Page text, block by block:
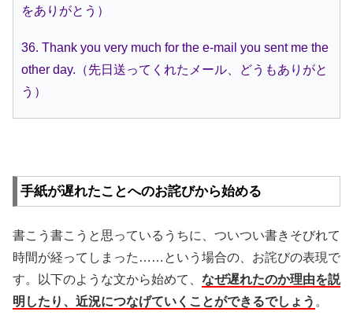
をありがとう）
36. Thank you very much for the e-mail you sent me the
other day.（先日送ってくれたメール、どうもありがと
う）
手紙が遅れたことへのお詫びから始める
書こう書こうと思っているうちに、ついつい書きそびれて
時間が経ってしまった……という場合の、お詫びの表現で
す。以下のような文から始めて、 なぜ遅れたのか理由を説
明したり、近況につなげていくことができるでしょう 。